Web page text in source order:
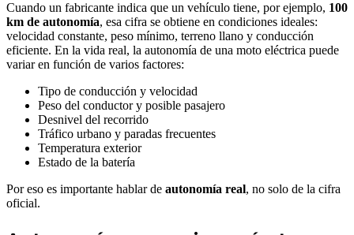
Cuando un fabricante indica que un vehículo tiene, por ejemplo, 100
km de autonomía, esa cifra se obtiene en condiciones ideales:
velocidad constante, peso mínimo, terreno llano y conducción
eficiente. En la vida real, la autonomía de una moto eléctrica puede
variar en función de varios factores:
Tipo de conducción y velocidad
Peso del conductor y posible pasajero
Desnivel del recorrido
Tráfico urbano y paradas frecuentes
Temperatura exterior
Estado de la batería
Por eso es importante hablar de autonomía real, no solo de la cifra
oficial.